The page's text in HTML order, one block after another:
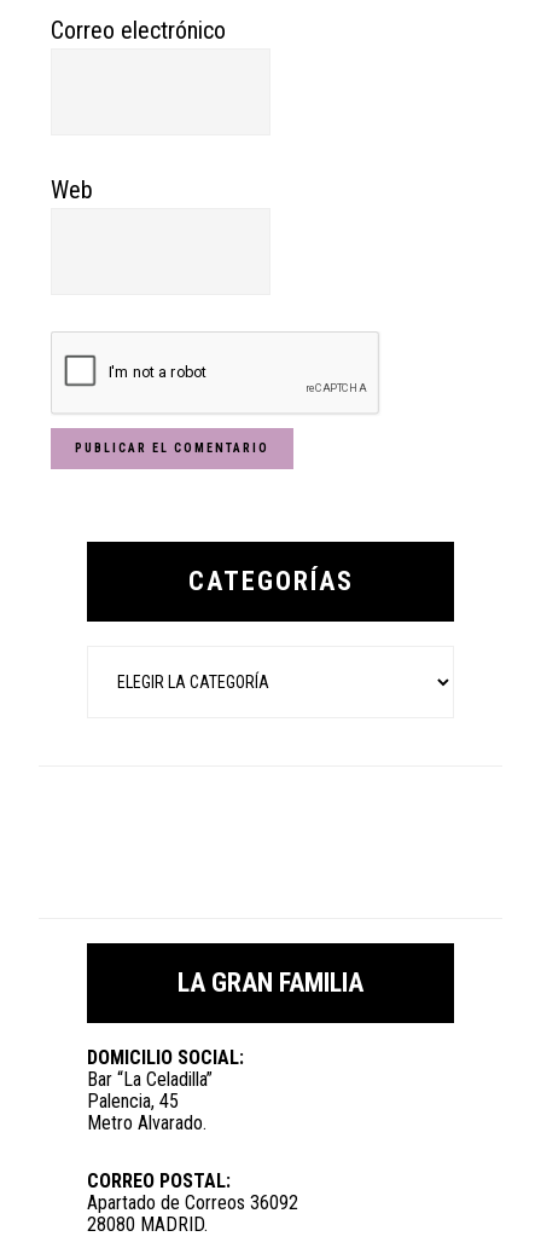
Correo electrónico
Web
Primary
CATEGORÍAS
LA GRAN FAMILIA
DOMICILIO SOCIAL:
Bar “La Celadilla”
Palencia, 45
Metro Alvarado.
CORREO POSTAL:
Apartado de Correos 36092
28080 MADRID.